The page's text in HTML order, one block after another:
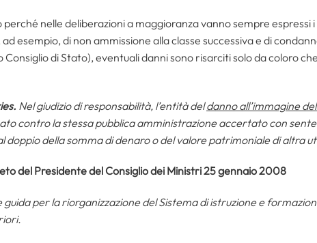
perché nelle deliberazioni a maggioranza vanno sempre
ad esempio, di non ammissione alla classe successiva e di
Consiglio di Stato), eventuali danni sono risarciti solo da coloro
Nel giudizio di responsabilità, l’entità deldanno all’immagine
contro la stessa pubblica amministrazione accertato con
doppio della somma di denaro o del valore patrimoniale di altra
del Presidente del Consiglio dei Ministri 25 gennaio 2008
guida per la riorganizzazione del Sistema di istruzione e